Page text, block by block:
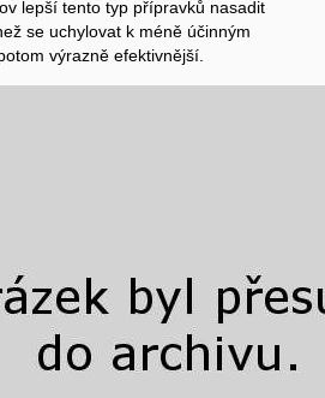
lepší tento typ přípravků nasadit
se uchylovat k méně účinným
výrazně efektivnější.